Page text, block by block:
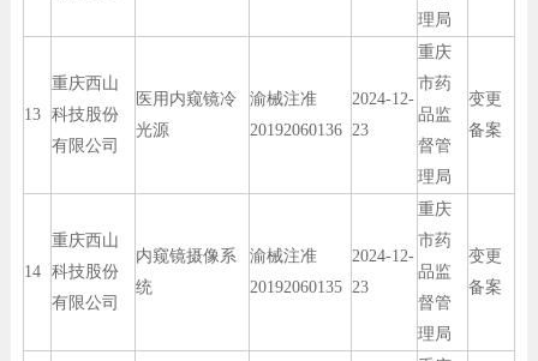
理局
13
重庆西山
科技股份
有限公司
医用内窥镜冷
光源
渝械注准
20192060136
2024-12-
23
重庆
市药
品监
督管
理局
变更
备案
14
重庆西山
科技股份
有限公司
内窥镜摄像系
统
渝械注准
20192060135
2024-12-
23
重庆
市药
品监
督管
理局
变更
备案